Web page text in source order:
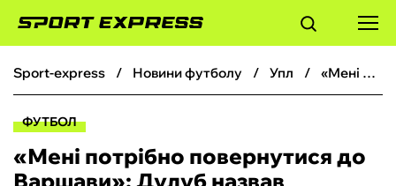
ФУТБОЛ
sport-express новини футболу упл «Мені потрібно повернутися до Варшави»: Дулуб назвав справжню причину відставки з Ниви
ФУТБОЛ
«Мені потрібно повернутися до
Варшави»: Дулуб назвав